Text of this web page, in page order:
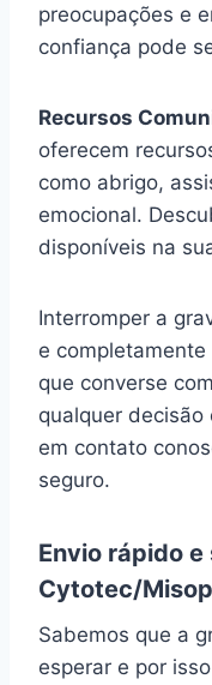
preocupações e
confiança pode
Recursos
oferecem
como abrigo,
emocional.
disponíveis na
Interromper a
e
que converse
qualquer
em contato
seguro.
Envio rápido e
Cytotec/
Sabemos que a
esperar e por